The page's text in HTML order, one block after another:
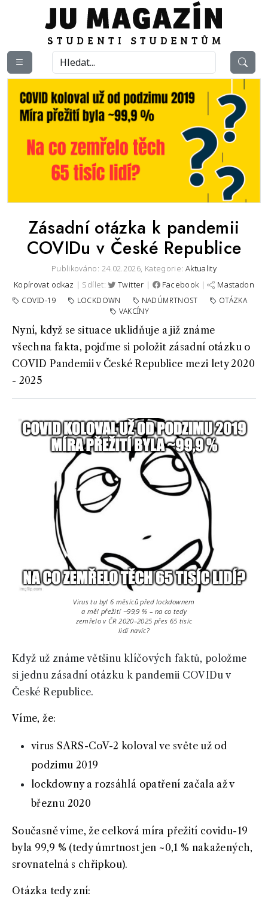
Zásadní otázka k pandemii
COVIDu v České Republice
Publikováno: 24.02.2026, Kategorie: Aktuality
Kopírovat odkaz | Sdílet: Twitter | Facebook | Mastadon
COVID-19 LOCKDOWN NADÚMRTNOST
OTÁZKA
VAKCÍNY
Nyní, když se situace uklidňuje a již známe
všechna fakta, pojďme si položit zásadní otázku o
COVID Pandemii v České Republice mezi lety 2020
- 2025
Virus tu byl 6 měsíců před lockdownem
a měl přežití ~99,9 % – na co tedy
zemřelo v ČR 2020–2025 přes 65 tisíc
lidí navíc?
Když už známe většinu klíčových faktů, položme
si jednu zásadní otázku k pandemii COVIDu v
České Republice.
Víme, že:
virus SARS-CoV-2 koloval ve světe už od
podzimu 2019
lockdowny a rozsáhlá opatření začala až v
březnu 2020
Současně víme, že celková míra přežití covidu-19
byla 99,9 % (tedy úmrtnost jen ~0,1 % nakažených,
srovnatelná s chřipkou).
Otázka tedy zní: